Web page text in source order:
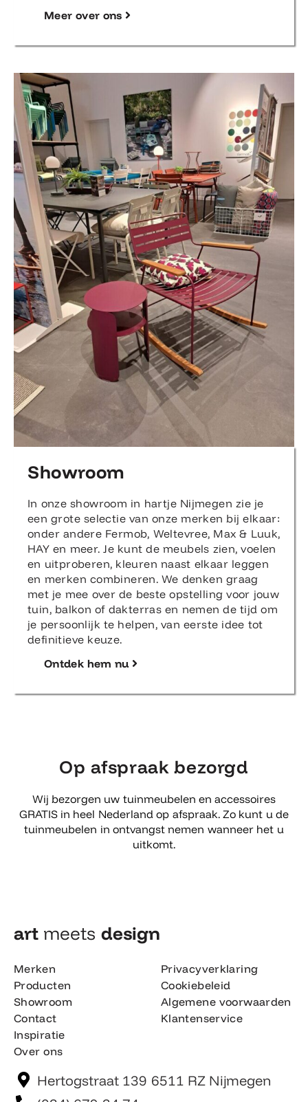
Meer over ons
Showroom
In onze showroom in hartje Nijmegen zie je
een grote selectie van onze merken bij elkaar:
onder andere Fermob, Weltevree, Max & Luuk,
HAY en meer. Je kunt de meubels zien, voelen
en uitproberen, kleuren naast elkaar leggen
en merken combineren. We denken graag
met je mee over de beste opstelling voor jouw
tuin, balkon of dakterras en nemen de tijd om
je persoonlijk te helpen, van eerste idee tot
definitieve keuze.
Ontdek hem nu
Op afspraak bezorgd
Wij bezorgen uw tuinmeubelen en accessoires
GRATIS in heel Nederland op afspraak. Zo kunt u de
tuinmeubelen in ontvangst nemen wanneer het u
uitkomt.
art meets design​
Merken
Producten
Showroom
Contact
Inspiratie
Over ons
Privacyverklaring
Cookiebeleid
Algemene voorwaarden
Klantenservice
Hertogstraat 139 6511 RZ Nijmegen